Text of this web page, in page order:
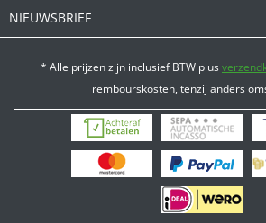
NIEUWSBRIEF
* Alle prijzen zijn inclusief BTW plus
rembourskosten, tenzij anders